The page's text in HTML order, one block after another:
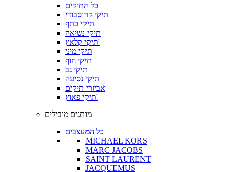
כל התיקים
תיקי קרוסבודי
תיקי כתף
תיקי נשיאה
תיקי קלאץ'
תיקי מיני
תיקי חוף
תיקי גב
תיקי נסיעה
אביזרי תיקים
תיקי פאוץ'
מותגים מובילים
כל המעצבים
MICHAEL KORS
MARC JACOBS
SAINT LAURENT
JACQUEMUS